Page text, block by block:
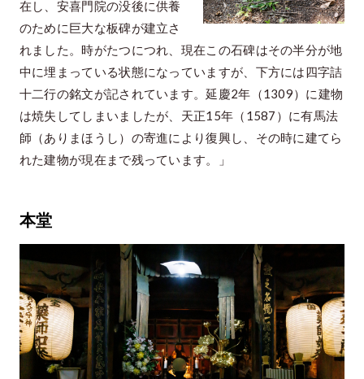
在し、安喜門院の没後に供養
のために巨大な板碑が建立さ
れました。時がたつにつれ、現在この石碑はその半分が地
中に埋まっている状態になっていますが、下方には四字詰
十二行の銘文が記されています。延慶2年（1309）に建物
は焼失してしまいましたが、天正15年（1587）に有馬法
師（ありまほうし）の寄進により復興し、その時に建てら
れた建物が現在まで残っています。」
本堂